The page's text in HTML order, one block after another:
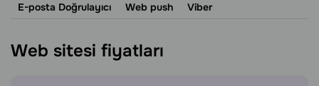
E-posta Doğrulayıcı
Web push Viber
Web sitesi fiyatları